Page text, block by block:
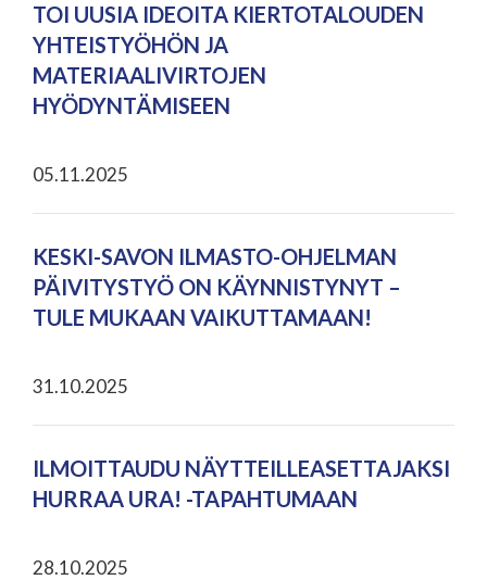
TOI UUSIA IDEOITA KIERTOTALOUDEN
YHTEISTYÖHÖN JA
MATERIAALIVIRTOJEN
HYÖDYNTÄMISEEN
05.11.2025
KESKI-SAVON ILMASTO-OHJELMAN
PÄIVITYSTYÖ ON KÄYNNISTYNYT –
TULE MUKAAN VAIKUTTAMAAN!
31.10.2025
ILMOITTAUDU NÄYTTEILLEASETTAJAKSI
HURRAA URA! -TAPAHTUMAAN
28.10.2025